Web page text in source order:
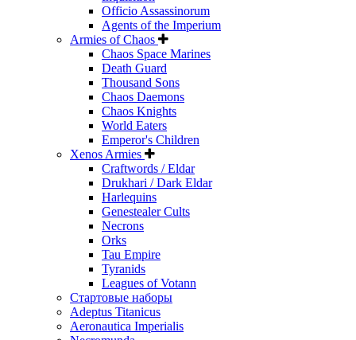
Officio Assassinorum
Agents of the Imperium
Armies of Chaos
Chaos Space Marines
Death Guard
Thousand Sons
Chaos Daemons
Chaos Knights
World Eaters
Emperor's Children
Xenos Armies
Craftwords / Eldar
Drukhari / Dark Eldar
Harlequins
Genestealer Cults
Necrons
Orks
Tau Empire
Tyranids
Leagues of Votann
Стартовые наборы
Adeptus Titanicus
Aeronautica Imperialis